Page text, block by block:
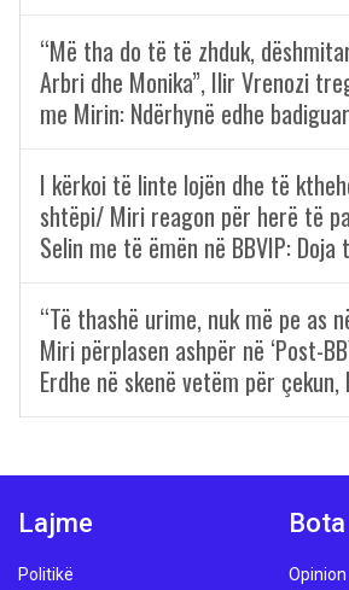
“Më tha do të të zhduk,
Arbri dhe Monika”, Ilir Vrenozi
me Mirin: Ndërhynë edhe
I kërkoi të linte lojën dhe të
shtëpi/ Miri reagon për herë të
Selin me të ëmën në BBVIP: Doja
“Të thashë urime, nuk më pe as
Miri përplasen ashpër në ‘Post-
Erdhe në skenë vetëm për
Lajme
Politikë
Bota
Opinion